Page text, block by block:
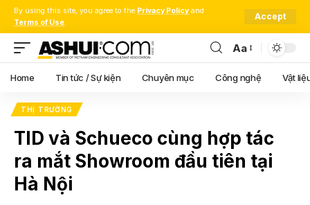
By using this site, you agree to the Privacy Policy and
Terms of Use.
Accept
Font
Resizer
Aa
Home Tin tức / Sự kiện Chuyên mục Công nghệ Vật
THỊ TRƯỜNG
TID và Schueco cùng hợp tác
ra mắt Showroom đầu tiên tại
Hà Nội